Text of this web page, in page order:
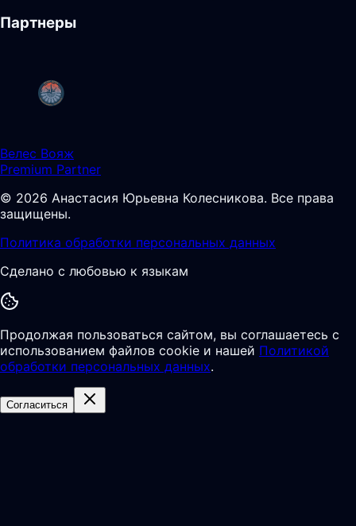
Партнеры
Велес Вояж
Premium Partner
© 2026 Анастасия Юрьевна Колесникова. Все права
защищены.
Политика обработки персональных данных
Сделано с любовью к языкам
Продолжая пользоваться сайтом, вы соглашаетесь с
использованием файлов cookie и нашей Политикой
обработки персональных данных.
Согласиться